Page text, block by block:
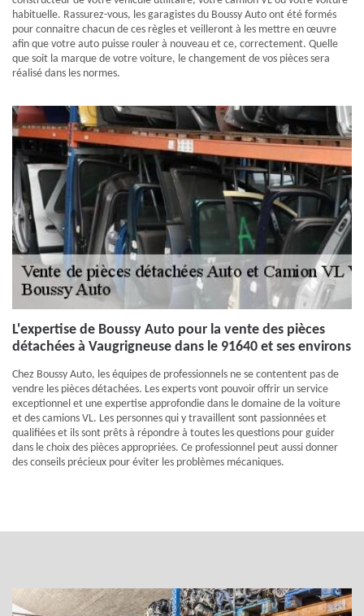
habituelle. Rassurez-vous, les garagistes du Boussy Auto ont été formés
pour connaitre chacun de ces règles et veilleront à les mettre en œuvre
afin que votre auto puisse rouler à nouveau et ce, correctement. Quelle
que soit la marque de votre voiture, le changement de vos pièces sera
réalisé dans les normes.
L'expertise de Boussy Auto pour la vente des pièces
détachées à Vaugrigneuse dans le 91640 et ses environs
Chez Boussy Auto, les équipes de professionnels ne se contentent pas de
vendre les pièces détachées. Les experts vont pouvoir offrir un service
exceptionnel et une expertise approfondie dans le domaine de la voiture
et des camions VL. Les personnes qui y travaillent sont passionnées et
qualifiées et ils sont prêts à répondre à toutes les questions pour guider
dans le choix des pièces appropriées. Ce professionnel peut aussi donner
des conseils précieux pour éviter les problèmes mécaniques.